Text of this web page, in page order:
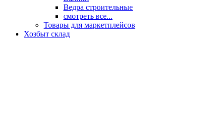
Ведра строительные
смотреть все...
Товары для маркетплейсов
Хозбыт склад